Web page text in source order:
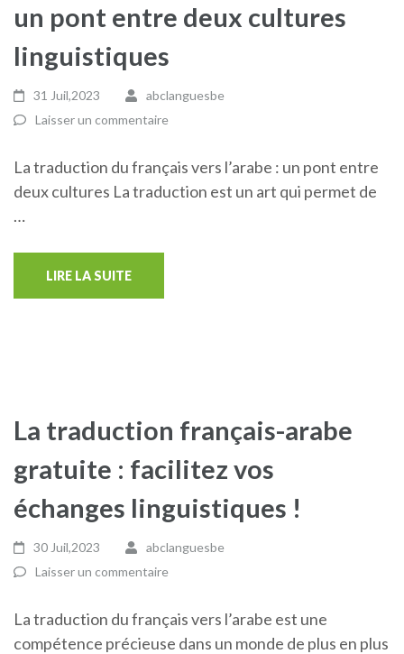
un pont entre deux cultures
linguistiques
31 Juil,2023
abclanguesbe
Laisser un commentaire
La traduction du français vers l’arabe : un pont entre
deux cultures La traduction est un art qui permet de
…
LIRE LA SUITE
La traduction français-arabe
gratuite : facilitez vos
échanges linguistiques !
30 Juil,2023
abclanguesbe
Laisser un commentaire
La traduction du français vers l’arabe est une
compétence précieuse dans un monde de plus en plus